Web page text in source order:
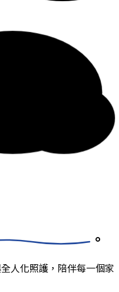
。
人化照護，陪伴每一個家